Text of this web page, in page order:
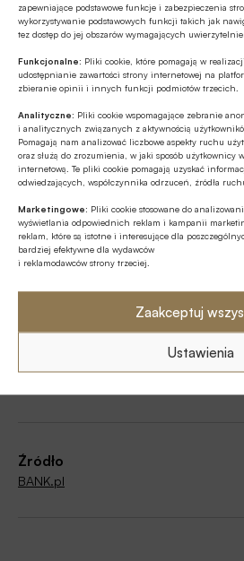
zapewniające podstawowe funkcje i zabezpieczenia
wykorzystywanie podstawowych funkcji takich jak
tez dostęp do jej obszarów wymagających
Funkcjonalne: Pliki cookie, które pomagają w
udostępnianie zawartości strony internetowej na
zbieranie opinii i innych funkcji podmiotów trzecich.
Analityczne: Pliki cookie wspomagające zebranie
i analitycznych związanych z aktywnością
Pomagają nam analizować liczbowe aspekty ruchu
oraz służą do zrozumienia, w jaki sposób użytkownicy
internetową. Te pliki cookie pomagają uzyskać
odwiedzających, współczynnika odrzuceń, źródła
Marketingowe: Pliki cookie stosowane do
wyświetlania odpowiednich reklam i kampanii
reklam, które są istotne i interesujące dla
bardziej efektywne dla wydawców
i reklamodawców strony trzeciej.
Zaakceptuj
Ustawienia
ESG / Environmental, Social and
Fundusz Modernizacyjny
Fundusze Europejskie na
Środowisko / FEnIKS
NFOŚiGW Paweł Mirowski
Program Czyste Powietrze
Źródło
BANK.pl